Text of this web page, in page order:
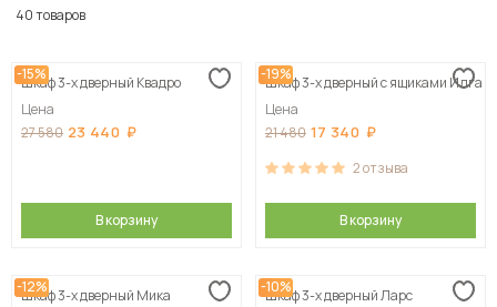
Сначала дорогие
40 товаров
-15%
Шкаф 3-х дверный Квадро
Цена
27 580 23 440
В корзину
-19%
Шкаф 3-х дверный с ящиками Илга
Цена
21 480 17 340
2отзыва
В корзину
-12%
Шкаф 3-х дверный Мика
-10%
Шкаф 3-х дверный Ларс